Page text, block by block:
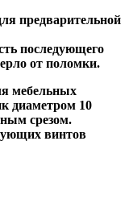
предварительной
последующего
от поломки.
мебельных
диаметром 10
срезом.
винтов